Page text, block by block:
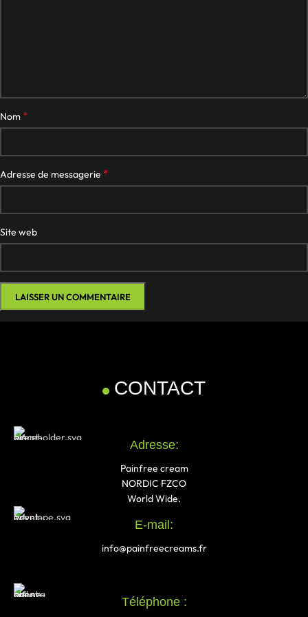
Nom *
Adresse de messagerie *
Site web
CONTACT
Adresse:
Painfree cream
NORDIC FZCO
World Wide.
E-mail:
info@painfreecreams.fr
Téléphone :